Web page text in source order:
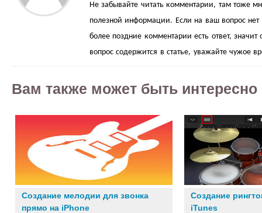
Не забывайте читать комментарии, там тоже
полезной информации. Если на ваш вопрос нет
более поздние комментарии есть ответ, значит
вопрос содержится в статье, уважайте чужое
Вам также может быть интересно
Создание мелодии для звонка
прямо на iPhone
Создание
iTunes